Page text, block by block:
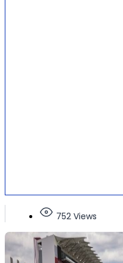
752 Views